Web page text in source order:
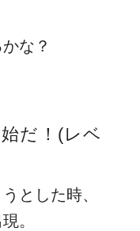
な？
だ！(レベ
とした時、
。